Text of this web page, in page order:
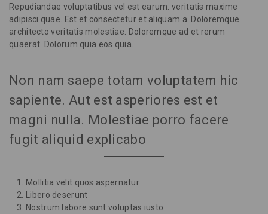
Repudiandae voluptatibus vel est earum. veritatis maxime
adipisci quae. Est et consectetur et aliquam a. Doloremque
architecto veritatis molestiae. Doloremque ad et rerum
quaerat. Dolorum quia eos quia.
Non nam saepe totam voluptatem hic
sapiente. Aut est asperiores est et
magni nulla. Molestiae porro facere
fugit aliquid explicabo
Mollitia velit quos aspernatur
Libero deserunt
Nostrum labore sunt voluptas iusto